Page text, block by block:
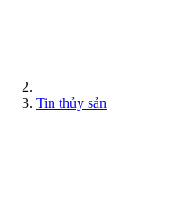
Tin thủy sản